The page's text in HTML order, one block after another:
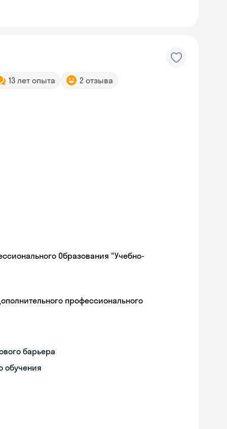
13 лет опыта 2 отзыва
Образования "Учебно-
профессионального
барьера
обучения